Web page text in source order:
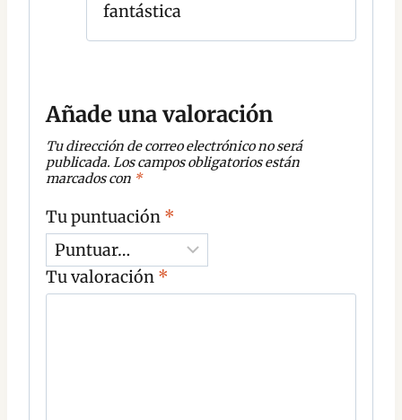
fantástica
Añade una valoración
Tu dirección de correo electrónico no será
publicada. Los campos obligatorios están
marcados con *
Tu puntuación *
Tu valoración *